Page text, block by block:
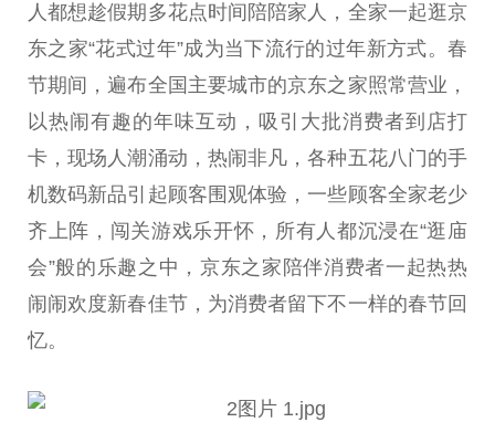
人都想趁假期多花点时间陪陪家人，全家一起逛京
东之家“花式过年”成为当下流行的过年新方式。春
节期间，遍布全国主要城市的京东之家照常营业，
以热闹有趣的年味互动，吸引大批消费者到店打
卡，现场人潮涌动，热闹非凡，各种五花八门的手
机数码新品引起顾客围观体验，一些顾客全家老少
齐上阵，闯关游戏乐开怀，所有人都沉浸在“逛庙
会”般的乐趣之中，京东之家陪伴消费者一起热热
闹闹欢度新春佳节，为消费者留下不一样的春节回
忆。